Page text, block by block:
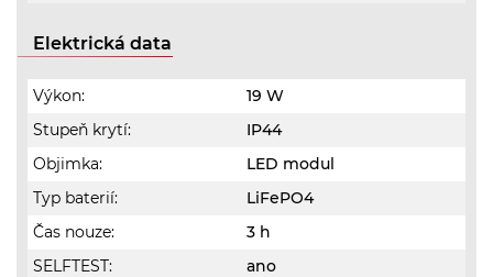
Elektrická data
Výkon:
19 W
Stupeň krytí:
IP44
Objimka:
LED modul
Typ baterií:
LiFePO4
Čas nouze:
3 h
SELFTEST:
ano